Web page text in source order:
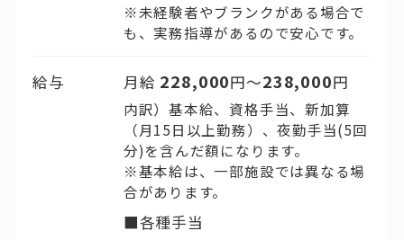
※未経験者やブランクがある場合で
も、実務指導があるので安心です。
給与 月給 228,000円〜238,000円
内訳）基本給、資格手当、新加算
（月15日以上勤務）、夜勤手当(5回
分)を含んだ額になります。
※基本給は、一部施設では異なる場
合があります。
■各種手当